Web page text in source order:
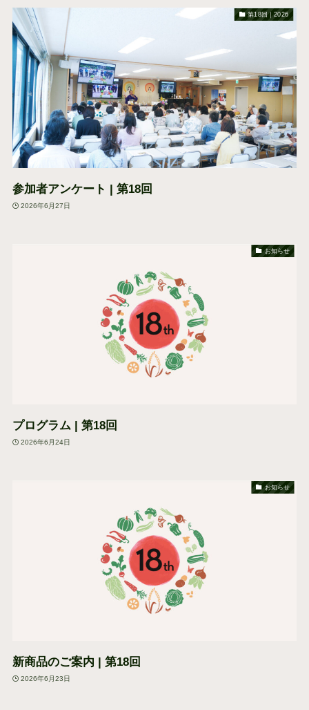
第18回｜2026
参加者アンケート | 第18回
2026年6月27日
お知らせ
プログラム | 第18回
2026年6月24日
お知らせ
新商品のご案内 | 第18回
2026年6月23日